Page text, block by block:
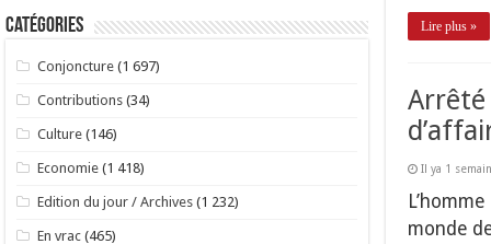
Lire plus »
Arrêté
Il ya 1
monde
Catégories
Conjoncture (1 697)
Contributions (34)
Culture (146)
Economie (1 418)
Edition du jour / Archives (1 232)
En vrac (465)